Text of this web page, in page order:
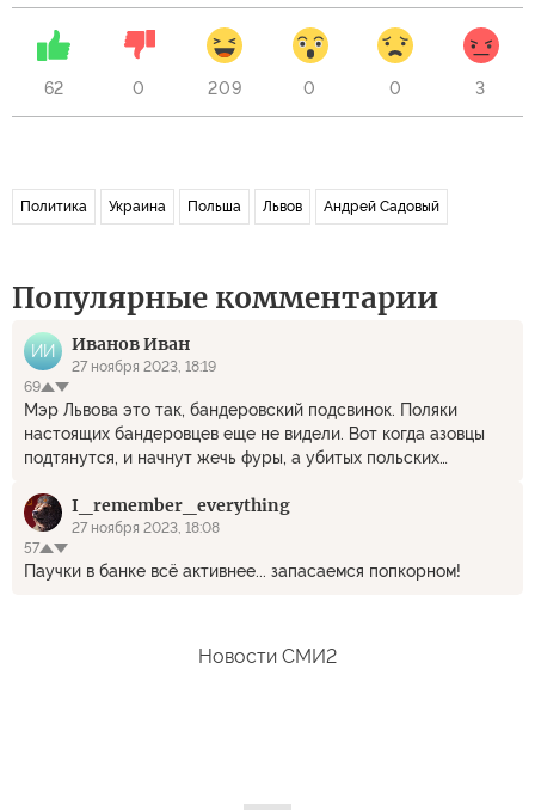
62 0 209 0 0 3
Политика Украина Польша Львов Андрей Садовый
Популярные комментарии
ИИ Иванов Иван
27 ноября 2023, 18:19
69
Мэр Львова это так, бандеровский подсвинок. Поляки
настоящих бандеровцев еще не видели. Вот когда азовцы
подтянутся, и начнут жечь фуры, а убитых польских
тогда поляки возможно прозреют, какую змею пригрели.
I_remember_everything
27 ноября 2023, 18:08
57
Паучки в банке всё активнее... запасаемся попкорном!
Новости СМИ2